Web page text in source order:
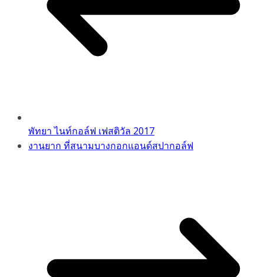
พัทยา ไนท์กอล์ฟ เฟสติวัล 2017
งานยาก ที่สนามบางกอกแอนด์สปากอล์ฟ